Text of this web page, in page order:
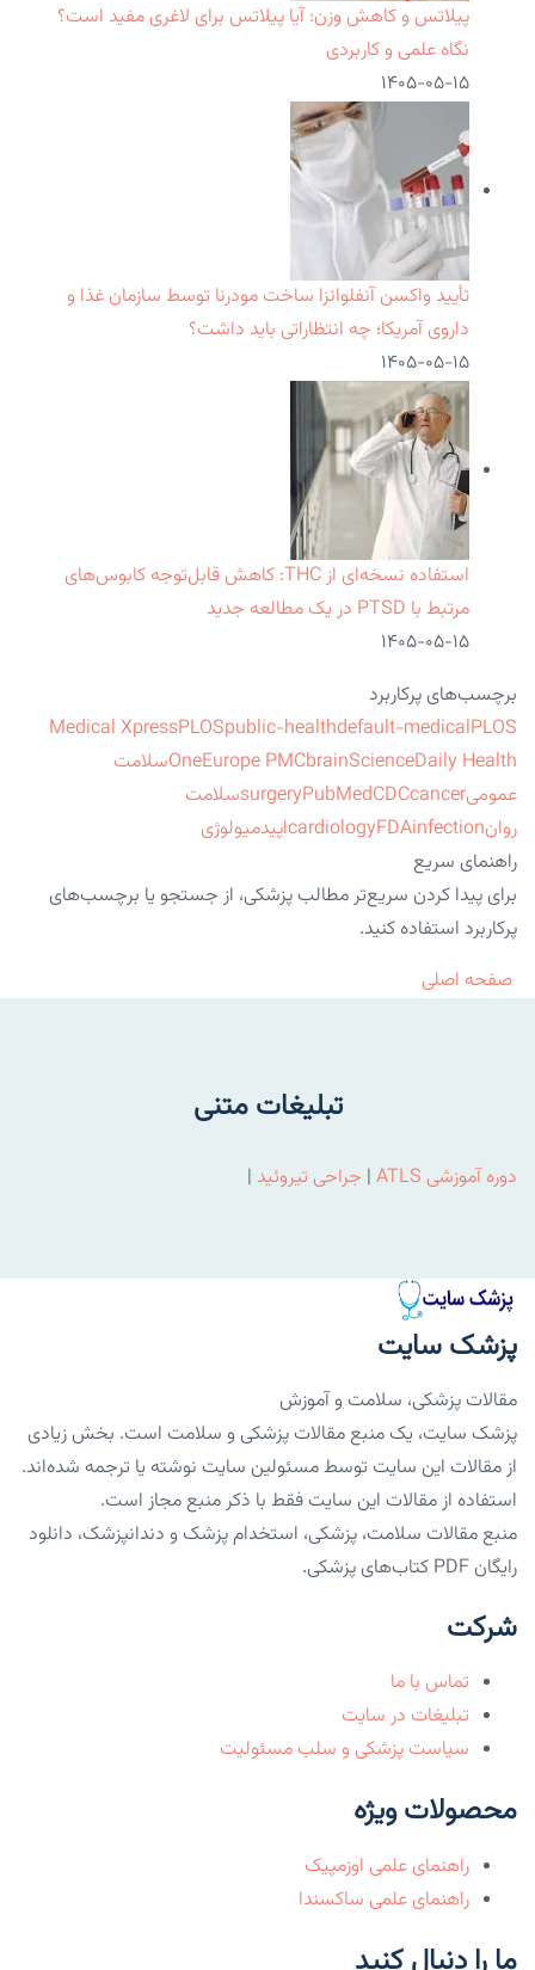
پیلاتس و کاهش وزن: آیا پیلاتس برای لاغری مفید است؟
نگاه علمی و کاربردی
۱۴۰۵-۰۵-۱۵
تأیید واکسن آنفلوانزا ساخت مودرنا توسط سازمان غذا و
داروی آمریکا؛ چه انتظاراتی باید داشت؟
۱۴۰۵-۰۵-۱۵
استفاده نسخه‌ای از THC: کاهش قابل‌توجه کابوس‌های
مرتبط با PTSD در یک مطالعه جدید
۱۴۰۵-۰۵-۱۵
برچسب‌های پرکاربرد
Medical XpressPLOSpublic-healthdefault-medicalPLOS
OneEurope PMCbrainScienceDaily Health
سلامت
عمومی
surgeryPubMedCDCcancer
سلامت
روان
cardiologyFDAinfection
اپیدمیولوژی
راهنمای سریع
برای پیدا کردن سریع‌تر مطالب پزشکی، از جستجو یا برچسب‌های
پرکاربرد استفاده کنید.
صفحه اصلی
تبلیغات متنی
دوره آموزشی ATLS | جراحی تیروئید |
پزشک سایت
مقالات پزشکی، سلامت و آموزش
پزشک سایت، یک منبع مقالات پزشکی و سلامت است. بخش زیادی
از مقالات این سایت توسط مسئولین سایت نوشته یا ترجمه شده‌اند.
استفاده از مقالات این سایت فقط با ذکر منبع مجاز است.
منبع مقالات سلامت، پزشکی، استخدام پزشک و دندانپزشک، دانلود
رایگان PDF کتاب‌های پزشکی.
شرکت
تماس با ما
تبلیغات در سایت
سیاست پزشکی و سلب مسئولیت
محصولات ویژه
راهنمای علمی اوزمپیک
راهنمای علمی ساکسندا